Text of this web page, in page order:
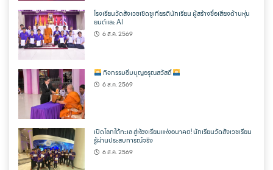
โรงเรียนวัดสังเวชเชิดชูเกียรตินักเรียน ผู้สร้างชื่อเสียงด้านหุ่น
ยนต์และ AI
6 ส.ค. 2569
กิจกรรมอิ่มบุญอรุณสวัสดิ์
6 ส.ค. 2569
เปิดโลกใต้ทะเล สู่ห้องเรียนแห่งอนาคต! นักเรียนวัดสังเวชเรียน
รู้ผ่านประสบการณ์จริง
6 ส.ค. 2569